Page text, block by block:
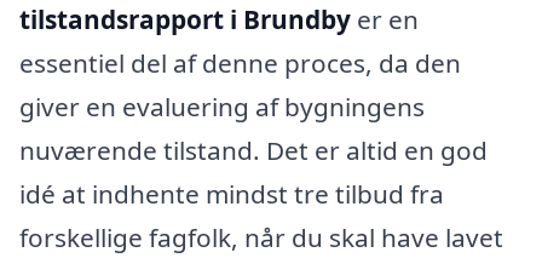
tilstandsrapport i Brundby er en
essentiel del af denne proces, da den
giver en evaluering af bygningens
nuværende tilstand. Det er altid en god
idé at indhente mindst tre tilbud fra
forskellige fagfolk, når du skal have lavet